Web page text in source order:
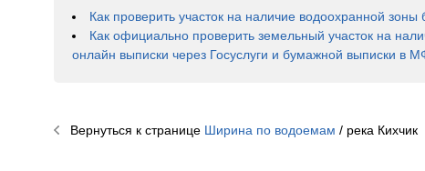
Как проверить участок на наличие водоохранной зоны
Как официально проверить земельный участок на
онлайн выписки через Госуслуги и бумажной выписки в
Вернуться к странице Ширина по водоемам / река Кихчик